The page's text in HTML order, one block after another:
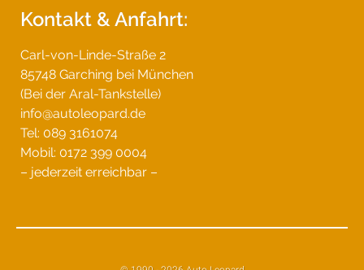
Kontakt & Anfahrt:
Carl-von-Linde-Straße 2
85748 Garching bei München
(Bei der Aral-Tankstelle)
info@autoleopard.de
Tel: 089 3161074
Mobil: 0172 399 0004
– jederzeit erreichbar –